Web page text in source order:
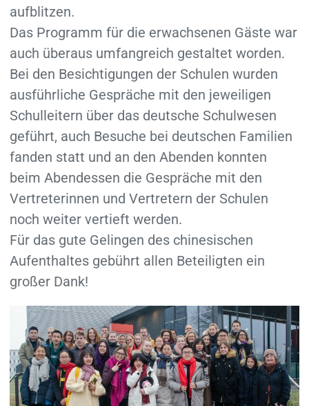
aufblitzen.
Das Programm für die erwachsenen Gäste war
auch überaus umfangreich gestaltet worden.
Bei den Besichtigungen der Schulen wurden
ausführliche Gespräche mit den jeweiligen
Schulleitern über das deutsche Schulwesen
geführt, auch Besuche bei deutschen Familien
fanden statt und an den Abenden konnten
beim Abendessen die Gespräche mit den
Vertreterinnen und Vertretern der Schulen
noch weiter vertieft werden.
Für das gute Gelingen des chinesischen
Aufenthaltes gebührt allen Beteiligten ein
großer Dank!